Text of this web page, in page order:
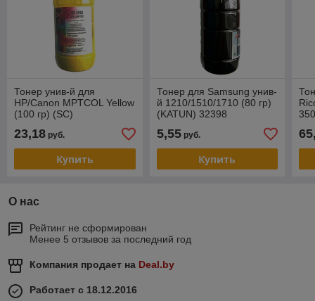
Тонер унив-й для
HP/Canon MPTCOL Yellow
(100 гр) (SC)
23,18 руб.
Купить
Тонер для Samsung унив-
й 1210/1510/1710 (80 гр)
(KATUN) 32398
5,55руб.
Купить
О нас
Рейтинг не сформирован
Менее 5 отзывов за последний год
Компания продает на Deal.by
Работает с 18.12.2016